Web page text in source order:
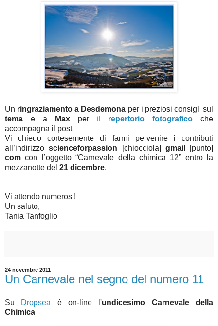
Un ringraziamento a Desdemona per i preziosi consigli sul
tema e a Maxper il repertorio fotografico che
accompagna il post!
Vi chiedo cortesemente di farmi pervenire i contributi
all’indirizzoscienceforpassion [chiocciola] gmail
[punto]
comcon l’oggetto “Carnevale della chimica 12” entro la
mezzanotte del 21 dicembre.
Vi attendo numerosi!
Un saluto,
Tania Tanfoglio
24 novembre 2011
Un Carnevale nel segno del numero 11
Su Dropsea è on-line l'undicesimo Carnevale della
Chimica.